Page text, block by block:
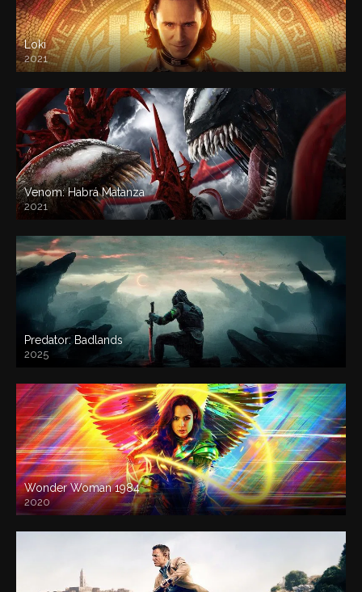
Loki
2021
Venom: Habrá Matanza
2021
Predator: Badlands
2025
Wonder Woman 1984
2020